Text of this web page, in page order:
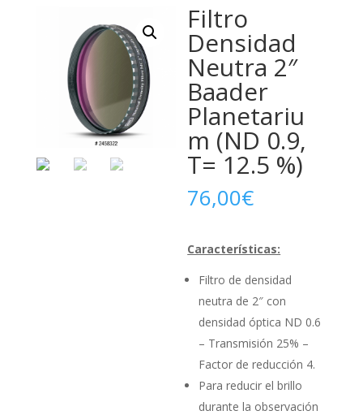
Filtro
Densidad
Neutra 2″
Baader
Planetariu
m (ND 0.9,
T= 12.5 %)
76,00€
Características:
Filtro de densidad
neutra de 2″ con
densidad óptica ND 0.6
– Transmisión 25% –
Factor de reducción 4.
Para reducir el brillo
durante la observación